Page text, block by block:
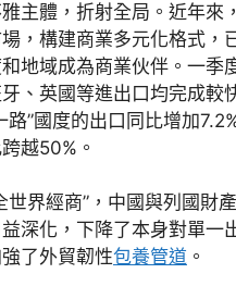
主體，折射全局。近年來
，構建商業多元化格式，
地域成為商業伙伴。一季
、英國等進出口均完成較
路”國度的出口同比增加
越50%。
世界經商”，中國與列國財
深化，下降了本身對單一
了外貿韌性包養管道 。